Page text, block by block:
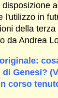
disposizione
l'utilizzo in
della
da Andrea
Genesi?
corso